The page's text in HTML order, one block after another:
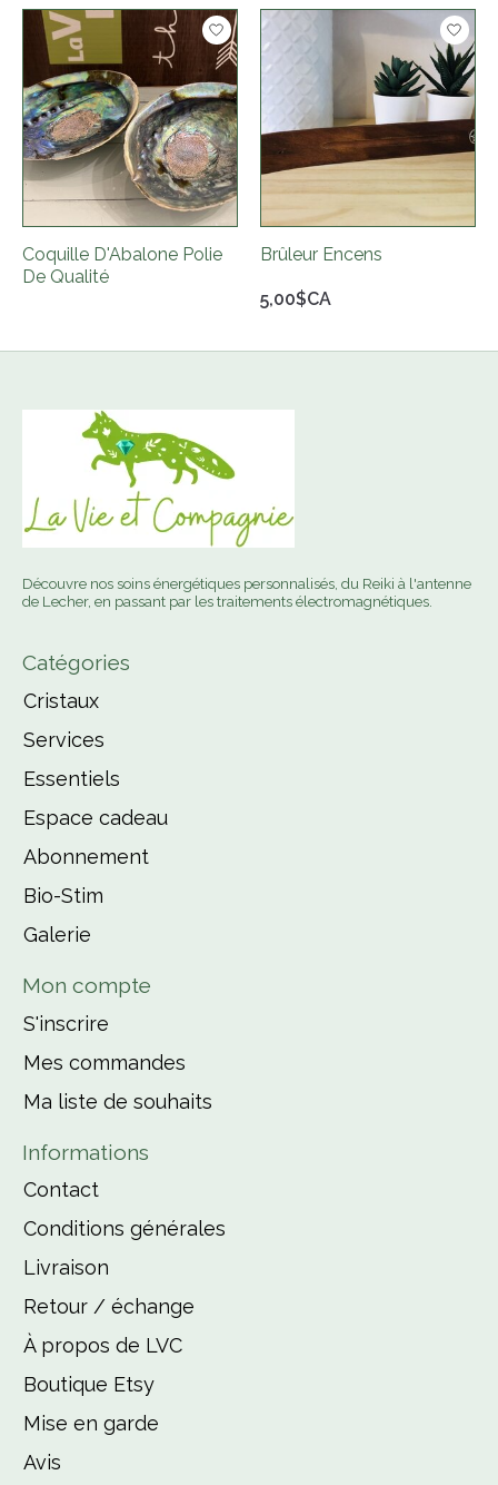
Articles du carrousel de produits
Coquille D'Abalone Polie
De Qualité
5,00$CA
Brûleur Encens
Découvre nos soins énergétiques personnalisés, du Reiki à l'antenne
de Lecher, en passant par les traitements électromagnétiques.
Catégories
Cristaux
Services
Essentiels
Espace cadeau
Abonnement
Bio-Stim
Galerie
Mon compte
S'inscrire
Mes commandes
Ma liste de souhaits
Informations
Contact
Conditions générales
Livraison
Retour / échange
À propos de LVC
Boutique Etsy
Mise en garde
Avis